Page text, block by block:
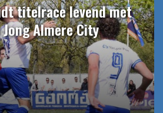
titelrace levend met
Almere City